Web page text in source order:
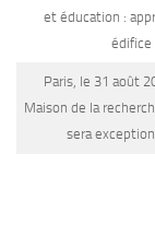
et éducation :
édifice
Paris, le 31 août
Maison de la
sera